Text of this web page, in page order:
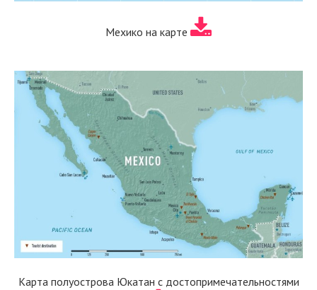
Мехико на карте
Карта полуострова Юкатан с достопримечательностями